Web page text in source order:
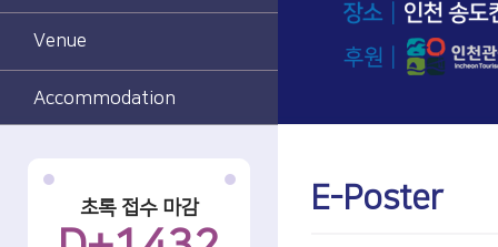
Venue
Accommodation
E-Poster
초록 접수 마감